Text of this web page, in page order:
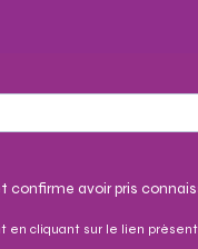
confirme avoir pris
en cliquant sur le lien présent